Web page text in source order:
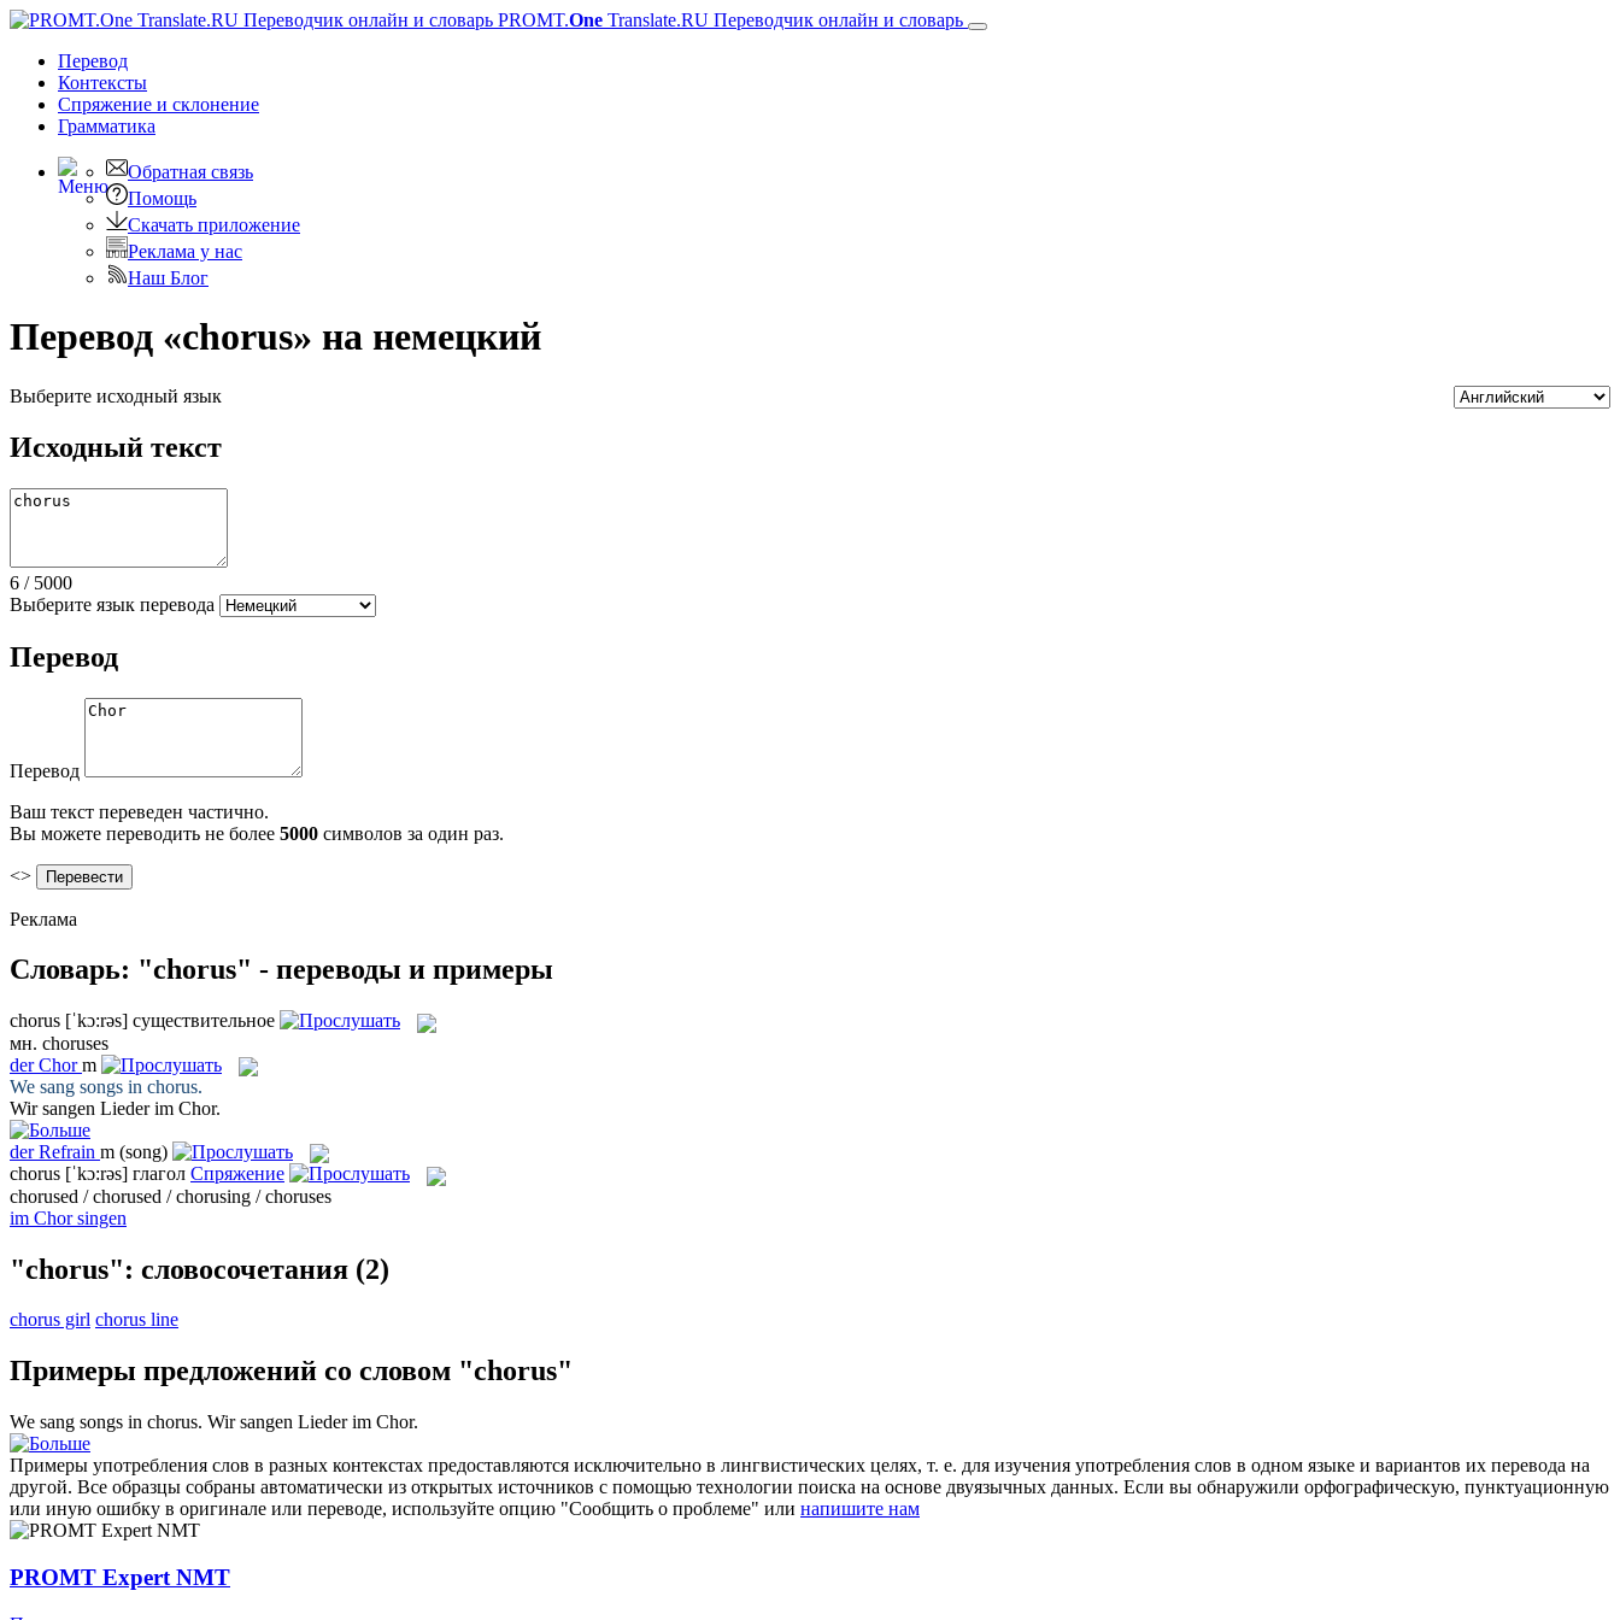
PROMT.One Translate.RU Переводчик онлайн и словарь
Перевод
Контексты
Спряжение и склонение
Грамматика
Обратная связь
Помощь
Скачать приложение
Реклама у нас
Наш Блог
Перевод «chorus» на немецкий
Выберите исходный язык
Исходный текст
6 / 5000
Выберите язык перевода
Перевод
Перевод
Ваш текст переведен частично.
Вы можете переводить не более 5000 символов за один раз.
<>
Реклама
Словарь: "chorus" - переводы и примеры
chorus [ˈkɔ:rəs] существительное
мн. choruses
derChor m
We sang songs in chorus.
Wir sangen Lieder im Chor.
derRefrain m (song)
chorus [ˈkɔ:rəs] глагол Спряжение
chorused / chorused / chorusing / choruses
im Chor singen
"chorus": словосочетания (2)
chorus girl chorus line
Примеры предложений со словом "chorus"
We sang songs in chorus. Wir sangen Lieder im Chor.
Примеры употребления слов в разных контекстах предоставляются исключительно в лингвистических целях, т. е. для изучения употребления слов в одном языке и вариантов их перевода на
другой. Все образцы собраны автоматически из открытых источников с помощью технологии поиска на основе двуязычных данных. Если вы обнаружили орфографическую, пунктуационную
или иную ошибку в оригинале или переводе, используйте опцию "Сообщить о проблеме" или напишите нам
PROMT Expert NMT